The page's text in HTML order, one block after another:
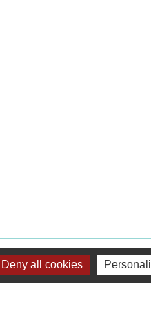
Signaler une erreur
Deny all cookies